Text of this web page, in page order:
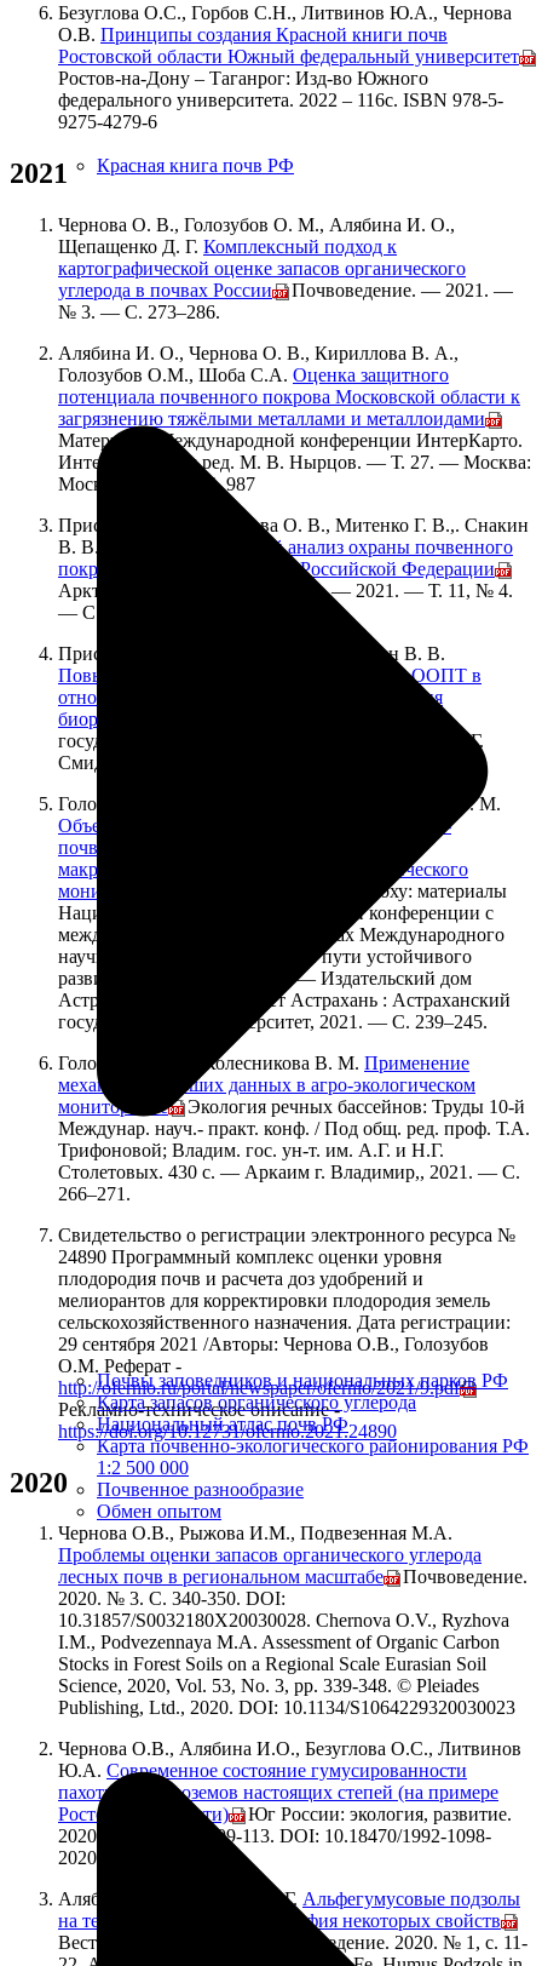
Красная книга почв РФ
Почвы заповедников и национальных парков РФ
Карта запасов органического углерода
Национальный атлас почв РФ
Карта почвенно-экологического районирования РФ
1:2 500 000
Почвенное разнообразие
Обмен опытом
Безуглова О.С., Горбов С.Н., Литвинов Ю.А., Чернова
О.В. Принципы создания Красной книги почв
Ростовской области Южный федеральный университет/
Ростов-на-Дону – Таганрог: Изд-во Южного
федерального университета. 2022 – 116с. ISBN 978-5-
9275-4279-6
2021
Чернова О. В., Голозубов О. М., Алябина И. О.,
Щепащенко Д. Г. Комплексный подход к
картографической оценке запасов органического
углерода в почвах России// Почвоведение. — 2021. —
№ 3. — С. 273–286.
Алябина И. О., Чернова О. В., Кириллова В. А.,
Голозубов О.М., Шоба С.А. Оценка защитного
потенциала почвенного покрова Московской области к
загрязнению тяжёлыми металлами и металлоидами//
Материалы Международной конференции ИнтерКарто.
ИнтерГИС / Под ред. М. В. Нырцов. — Т. 27. — Москва:
Москва, 2021. — С. 987
Присяжная А. А., Чернова О. В., Митенко Г. В.,. Снакин
В. В.
Геоинформационный анализ охраны почвенного
покрова в Арктической зоне Российской Федерации//
Арктика: экология и экономика. — 2021. — Т. 11, № 4.
— С. 529–540.
Присяжная А. А., Чернова О. В., Снакин В. В.
Повышение репрезентативности системы ООПТ в
отношении почв как важная часть сохранения
биоразнообразия
государственного природного заповедника им П.Г.
Смидовича. — 2021. — Т. 28. — С. 208–218.
Голозубов О. М., Исмаилов А. И., Колесникова В. М.
Объектная модель и стандартизация природно-
почвенных данных как основа создания
макрорегиональных центров агроэкологического
мониторинга
// Каспий в цифровую эпоху: материалы
Национальной научно-практической конференции с
международным участием в рамках Международного
научного форума Каспий 2021: пути устойчивого
развития (27 мая 2021 года). — Издательский дом
Астраханский университет Астрахань : Астраханский
государственный университет, 2021. — С. 239–245.
Голозубов О. М., Колесникова В. М. Применение
механизма больших данных в агро-экологическом
мониторинге// Экология речных бассейнов: Труды 10-й
Междунар. науч.- практ. конф. / Под общ. ред. проф. Т.А.
Трифоновой; Владим. гос. ун-т. им. А.Г. и Н.Г.
Столетовых. 430 с. — Аркаим г. Владимир,, 2021. — С.
266–271.
Свидетельство о регистрации электронного ресурса №
24890 Программный комплекс оценки уровня
плодородия почв и расчета доз удобрений и
мелиорантов для корректировки плодородия земель
сельскохозяйственного назначения. Дата регистрации:
29 сентября 2021 /Авторы: Чернова О.В., Голозубов
О.М. Реферат -
http://ofernio.ru/portal/newspaper/ofernio/2021/9.pdf;
Рекламно-техническое описание -
https://doi.org/10.12731/ofernio.2021.24890
2020
Чернова О.В., Рыжова И.М., Подвезенная М.А.
Проблемы оценки запасов органического углерода
лесных почв в региональном масштабе// Почвоведение.
2020. № 3. С. 340-350. DOI:
10.31857/S0032180X20030028. Chernova O.V., Ryzhova
I.M., Podvezennaya M.A. Assessment of Organic Carbon
Stocks in Forest Soils on a Regional Scale Eurasian Soil
Science, 2020, Vol. 53, No. 3, pp. 339-348. © Pleiades
Publishing, Ltd., 2020. DOI: 10.1134/S1064229320030023
Чернова О.В., Алябина И.О., Безуглова О.С., Литвинов
Ю.А. Современное состояние гумусированности
пахотных черноземов настоящих степей (на примере
Ростовской области)// Юг России: экология, развитие.
2020. Т. 15. N 4. C. 99-113. DOI: 10.18470/1992‐1098‐
2020‐4‐99‐113
Алябина И.О., Шматова А.Г. Альфегумусовые подзолы
на территории России: география некоторых свойств//
Вестник МГУ. Серия 17. Почвоведение. 2020. № 1, с. 11-